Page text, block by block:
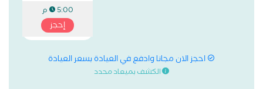
5:00 م
إحجز
احجز الان مجانا وادفع في العيادة بسعر العيادة
الكشف بميعاد محدد